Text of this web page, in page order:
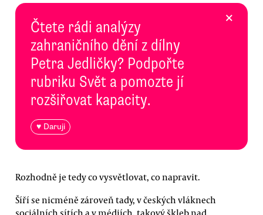
Čtete rádi analýzy
zahraničního dění z dílny
Petra Jedličky? Podpořte
rubriku Svět a pomozte jí
rozšiřovat kapacity.
♥ Daruji
×
Rozhodně je tedy co vysvětlovat, co napravit.
Šíří se nicméně zároveň tady, v českých vláknech
sociálních sítích a v médiích, takový škleb nad